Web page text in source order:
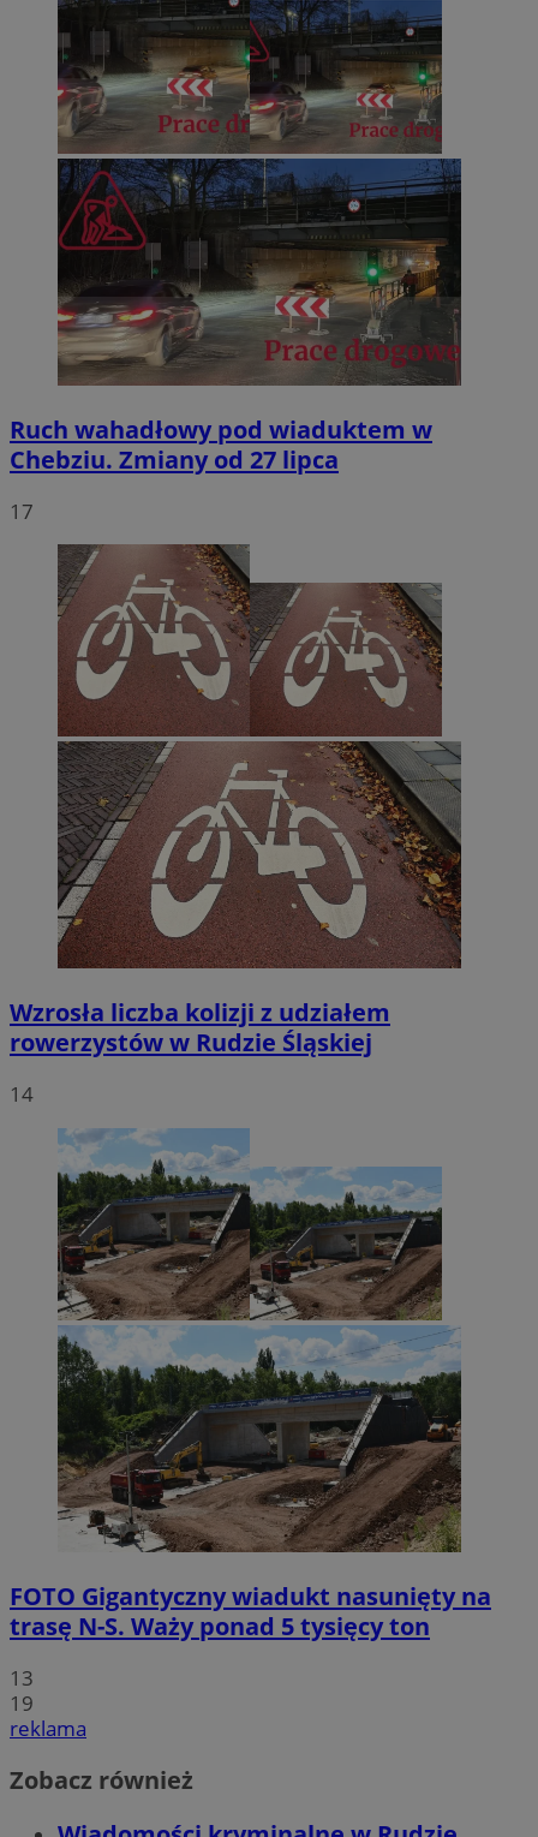
Ruch wahadłowy pod wiaduktem w
Chebziu. Zmiany od 27 lipca
17
Wzrosła liczba kolizji z udziałem
rowerzystów w Rudzie Śląskiej
14
FOTO Gigantyczny wiadukt nasunięty na
trasę N-S. Waży ponad 5 tysięcy ton
13
19
reklama
Zobacz również